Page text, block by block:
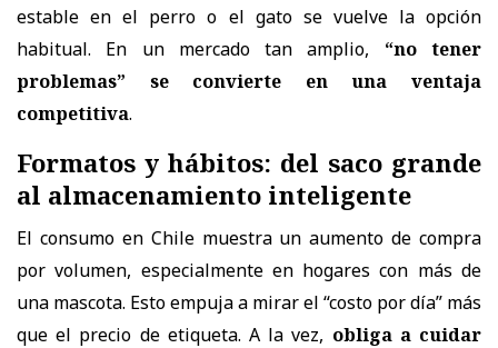
estable en el perro o el gato se vuelve la opción
habitual. En un mercado tan amplio, “no tener
problemas” se convierte en una ventaja
competitiva.
Formatos y hábitos: del saco grande
al almacenamiento inteligente
El consumo en Chile muestra un aumento de compra
por volumen, especialmente en hogares con más de
una mascota. Esto empuja a mirar el “costo por día” más
que el precio de etiqueta. A la vez, obliga a cuidar